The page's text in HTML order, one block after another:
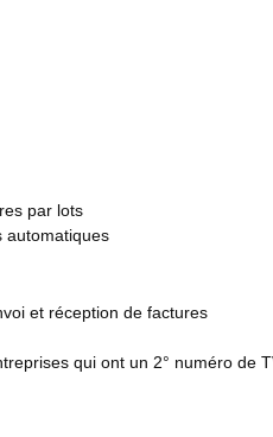
par lots
automatiques
et réception de factures
qui ont un 2° numéro de